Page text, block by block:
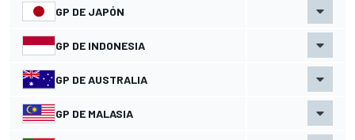
GP DE JAPÓN
GP DE INDONESIA
GP DE AUSTRALIA
GP DE MALASIA